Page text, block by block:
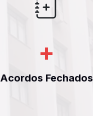
+
Acordos Fechados